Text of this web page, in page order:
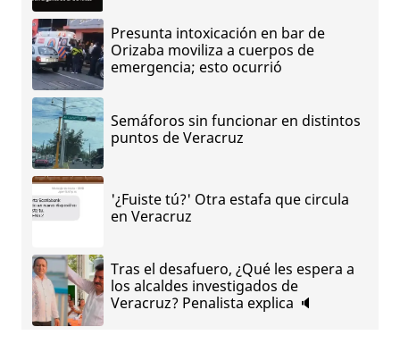
Presunta intoxicación en bar de
Orizaba moviliza a cuerpos de
emergencia; esto ocurrió
Semáforos sin funcionar en distintos
puntos de Veracruz
'¿Fuiste tú?' Otra estafa que circula
en Veracruz
Tras el desafuero, ¿Qué les espera a
los alcaldes investigados de
Veracruz? Penalista explica 🔈